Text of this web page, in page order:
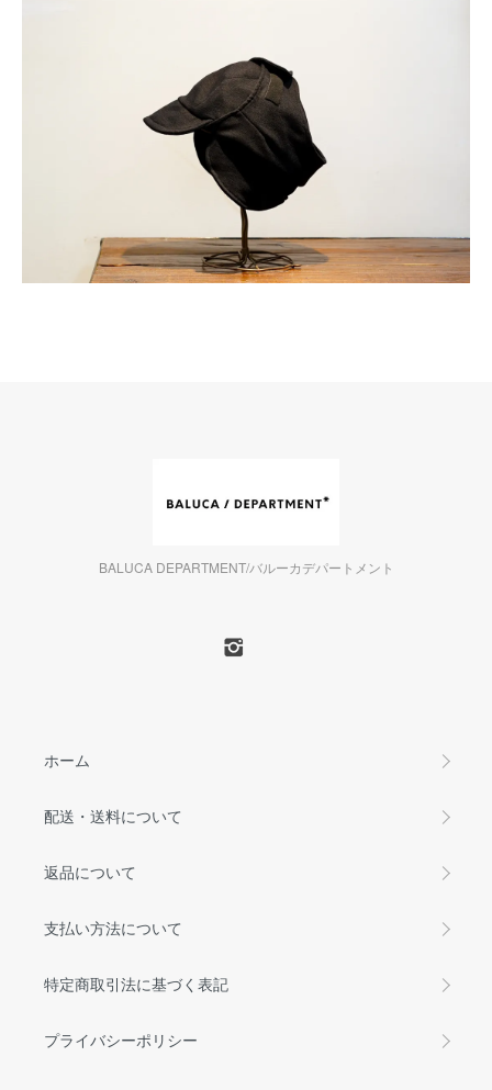
BALUCA DEPARTMENT/バルーカデパートメント
ホーム
配送・送料について
返品について
支払い方法について
特定商取引法に基づく表記
プライバシーポリシー